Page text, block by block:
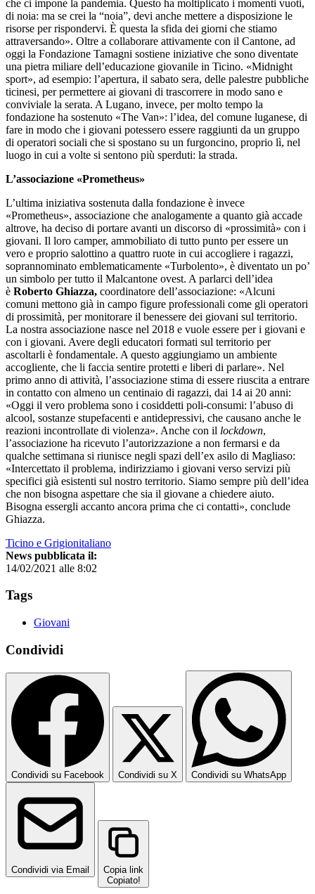
che ci impone la pandemia. Questo ha moltiplicato i momenti vuoti,
di noia: ma se crei la “noia”, devi anche mettere a disposizione le
risorse per rispondervi. È questa la sfida dei giorni che stiamo
attraversando». Oltre a collaborare attivamente con il Cantone, ad
oggi la Fondazione Tamagni sostiene iniziative che sono diventate
una pietra miliare dell’educazione giovanile in Ticino. «Midnight
sport», ad esempio: l’apertura, il sabato sera, delle palestre pubbliche
ticinesi, per permettere ai giovani di trascorrere in modo sano e
conviviale la serata. A Lugano, invece, per molto tempo la
fondazione ha sostenuto «The Van»: l’idea, del comune luganese, di
fare in modo che i giovani potessero essere raggiunti da un gruppo
di operatori sociali che si spostano su un furgoncino, proprio lì, nel
luogo in cui a volte si sentono più sperduti: la strada.
L’associazione «Prometheus»
L’ultima iniziativa sostenuta dalla fondazione è invece
«Prometheus», associazione che analogamente a quanto già accade
altrove, ha deciso di portare avanti un discorso di «prossimità» con i
giovani. Il loro camper, ammobiliato di tutto punto per essere un
vero e proprio salottino a quattro ruote in cui accogliere i ragazzi,
soprannominato emblematicamente «Turbolento», è diventato un po’
un simbolo per tutto il Malcantone ovest. A parlarci dell’idea
è Roberto Ghiazza, coordinatore dell’associazione: «Alcuni
comuni mettono già in campo figure professionali come gli operatori
di prossimità, per monitorare il benessere dei giovani sul territorio.
La nostra associazione nasce nel 2018 e vuole essere per i giovani e
con i giovani. Avere degli educatori formati sul territorio per
ascoltarli è fondamentale. A questo aggiungiamo un ambiente
accogliente, che li faccia sentire protetti e liberi di parlare». Nel
primo anno di attività, l’associazione stima di essere riuscita a entrare
in contatto con almeno un centinaio di ragazzi, dai 14 ai 20 anni:
«Oggi il vero problema sono i cosiddetti poli-consumi: l’abuso di
alcool, sostanze stupefacenti e antidepressivi, che causano anche le
reazioni incontrollate di violenza». Anche con il lockdown,
l’associazione ha ricevuto l’autorizzazione a non fermarsi e da
qualche settimana si riunisce negli spazi dell’ex asilo di Magliaso:
«Intercettato il problema, indirizziamo i giovani verso servizi più
specifici già esistenti sul nostro territorio. Siamo sempre più dell’idea
che non bisogna aspettare che sia il giovane a chiedere aiuto.
Bisogna essergli accanto ancora prima che ci contatti», conclude
Ghiazza.
Ticino e Grigionitaliano
News pubblicata il:
14/02/2021 alle 8:02
Tags
Giovani
Condividi
Condividi su Facebook Condividi su X Condividi su WhatsApp
Condividi via Email
Copia link
Copiato!